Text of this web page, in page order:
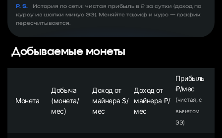
P. S.
История по сети: чистая прибыль в ₽ за сутки (доход по
курсу из шапки минус ЭЭ). Меняйте тариф и курс — график
пересчитывается.
Добываемые монеты
Монета
Добыча
(монета/
мес)
Доход от
майнера $/
мес
Доход от
майнера ₽/
мес
Прибыль
₽/мес
(чистая, с
вычетом
ЭЭ)